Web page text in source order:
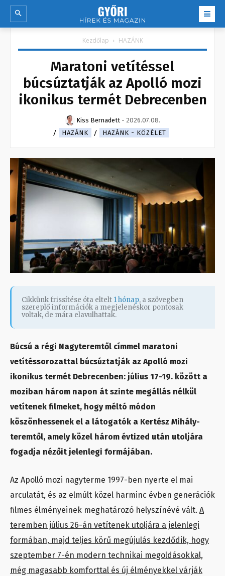
Kezdőlap HAZÁNK
Maratoni vetítéssel
búcsúztatják az Apolló mozi
ikonikus termét Debrecenben
Kiss Bernadett - 2026.07.08.
HAZÁNK
HAZÁNK - KÖZÉLET
Cikkünk frissítése óta eltelt 1 hónap, a szövegben
szereplő információk a megjelenéskor pontosak
voltak, de mára elavulhattak.
Búcsú a régi Nagyteremtől címmel maratoni
vetítéssorozattal búcsúztatják az Apolló mozi
ikonikus termét Debrecenben: július 17-19. között a
moziban három napon át szinte megállás nélkül
vetítenek filmeket, hogy méltó módon
köszönhessenek el a látogatók a Kertész Mihály-
teremtől, amely közel három évtized után utoljára
fogadja nézőit jelenlegi formájában.
Az Apolló mozi nagyterme 1997-ben nyerte el mai
arculatát, és az elmúlt közel harminc évben generációk
filmes élményeinek meghatározó helyszínévé vált. A
teremben július 26-án vetítenek utoljára a jelenlegi
formában, majd teljes körű megújulás kezdődik, hogy
szeptember 7-én modern technikai megoldásokkal,
még magasabb komforttal és új élményekkel várják